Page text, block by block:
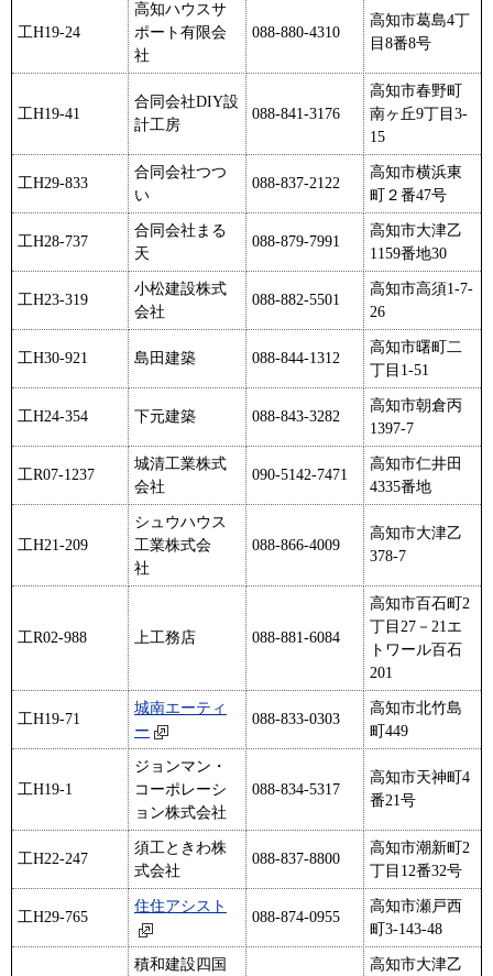
工H19-24
高知ハウスサ
ポート有限会
社
088-880-4310
高知市葛島4丁
目8番8号
工H19-41
合同会社DIY設
計工房
088-841-3176
高知市春野町
南ヶ丘9丁目3-
15
工H29-833
合同会社つつ
い
088-837-2122
高知市横浜東
町２番47号
工H28-737
合同会社まる
天
088-879-7991
高知市大津乙
1159番地30
工H23-319
小松建設株式
会社
088-882-5501
高知市高須1-7-
26
工H30-921 島田建築 088-844-1312
高知市曙町二
丁目1-51
工H24-354 下元建築 088-843-3282
高知市朝倉丙
1397-7
工R07-1237
城清工業株式
会社
090-5142-7471
高知市仁井田
4335番地
工H21-209
シュウハウス
工業株式会
社
088-866-4009
高知市大津乙
378-7
工R02-988 上工務店 088-881-6084
高知市百石町2
丁目27－21エ
トワール百石
201
工H19-71
城南エーティ
ー
088-833-0303
高知市北竹島
町449
工H19-1
ジョンマン・
コーポレーシ
ョン株式会社
088-834-5317
高知市天神町4
番21号
工H22-247
須工ときわ株
式会社
088-837-8800
高知市潮新町2
丁目12番32号
工H29-765
住住アシスト
088-874-0955
高知市瀬戸西
町3-143-48
積和建設四国
高知市大津乙